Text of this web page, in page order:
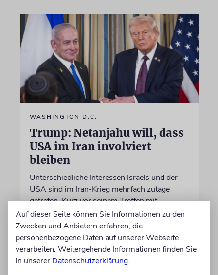
WASHINGTON D.C.
Trump: Netanjahu will, dass
USA im Iran involviert
bleiben
Unterschiedliche Interessen Israels und der
USA sind im Iran-Krieg mehrfach zutage
getreten. Kurz vor seinem Treffen mit
Netanjahu deutet Trump an, dass die
Differenzen nicht überwunden sind
28.07.2026
Auf dieser Seite können Sie Informationen zu den
Zwecken und Anbietern erfahren, die
personenbezogene Daten auf unserer Webseite
verarbeiten. Weitergehende Informationen finden Sie
in unserer Datenschutzerklärung.